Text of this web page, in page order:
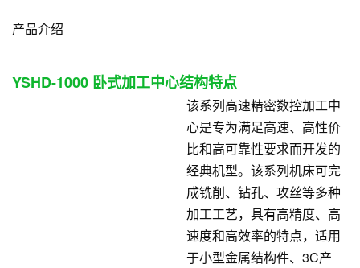
产品介绍
YSHD-1000 卧式加工中心结构特点
该系列高速精密数控加工中
心是专为满足高速、高性价
比和高可靠性要求而开发的
经典机型。该系列机床可完
成铣削、钻孔、攻丝等多种
加工工艺，具有高精度、高
速度和高效率的特点，适用
于小型金属结构件、3C产